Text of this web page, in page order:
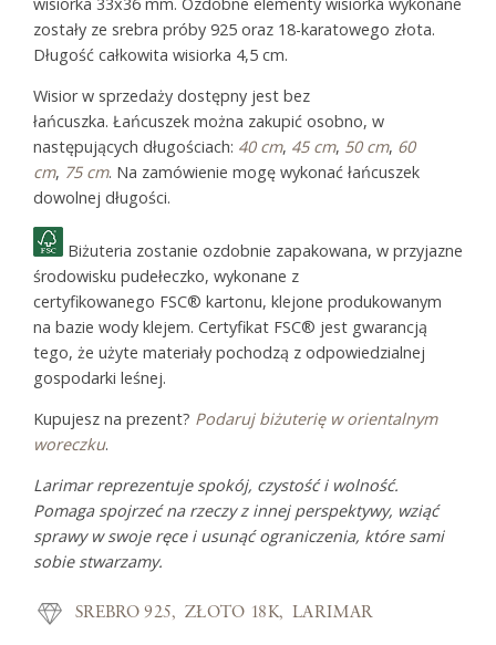
zostały ze srebra próby 925 oraz 18-karatowego złota.
Długość całkowita wisiorka 4,5 cm.
Wisior w sprzedaży dostępny jest bez
łańcuszka. Łańcuszek można zakupić osobno, w
następujących długościach: 40 cm, 45 cm, 50 cm, 60
cm, 75 cm. Na zamówienie mogę wykonać łańcuszek
dowolnej długości.
Biżuteria zostanie ozdobnie zapakowana, w przyjazne
środowisku pudełeczko, wykonane z
certyfikowanego FSC® kartonu, klejone produkowanym
na bazie wody klejem. Certyfikat FSC® jest gwarancją
tego, że użyte materiały pochodzą z odpowiedzialnej
gospodarki leśnej.
Kupujesz na prezent? Podaruj biżuterię w orientalnym
woreczku.
Larimar reprezentuje spokój, czystość i wolność.
Pomaga spojrzeć na rzeczy z innej perspektywy, wziąć
sprawy w swoje ręce i usunąć ograniczenia, które sami
sobie stwarzamy.
SREBRO 925 ZŁOTO 18K LARIMAR